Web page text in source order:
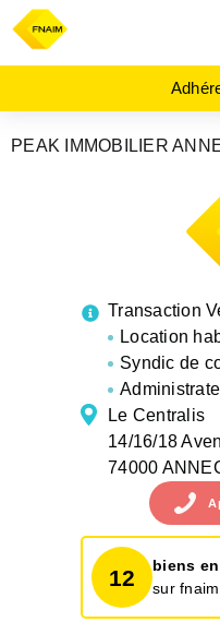
PEAK IMMOBILIER
Transaction
Location
Syndic de
Le Centralis
14/16/18
74000
12
biens
sur